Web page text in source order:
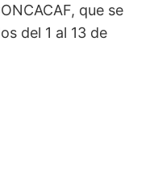
que se
del 1 al 13 de